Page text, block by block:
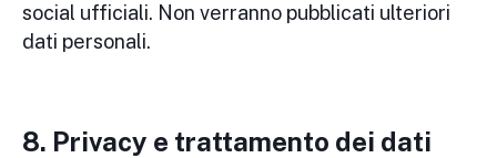
social ufficiali. Non verranno pubblicati ulteriori
dati personali.
8. Privacy e trattamento dei dati